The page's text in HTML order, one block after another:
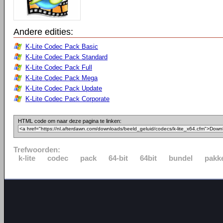
Andere edities:
K-Lite Codec Pack Basic
K-Lite Codec Pack Standard
K-Lite Codec Pack Full
K-Lite Codec Pack Mega
K-Lite Codec Pack Update
K-Lite Codec Pack Corporate
HTML code om naar deze pagina te linken:
Trefwoorden:
k-lite
codec pack 64-bit 64bit bundel